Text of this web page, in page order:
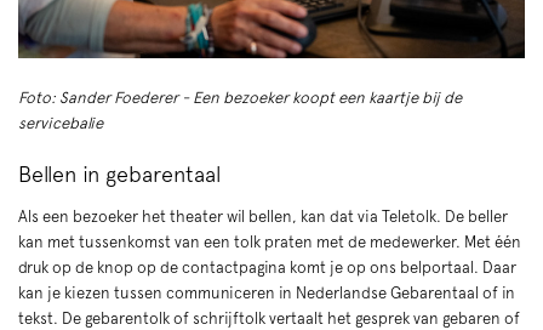
Foto: Sander Foederer - Een bezoeker koopt een kaartje bij de
servicebalie
Bellen in gebarentaal
Als een bezoeker het theater wil bellen, kan dat via Teletolk. De beller
kan met tussenkomst van een tolk praten met de medewerker. Met één
druk op de knop op de contactpagina komt je op ons belportaal. Daar
kan je kiezen tussen communiceren in Nederlandse Gebarentaal of in
tekst. De gebarentolk of schrijftolk vertaalt het gesprek van gebaren of